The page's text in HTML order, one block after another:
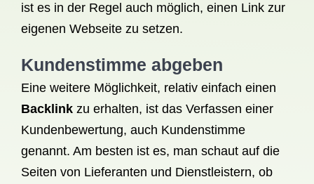
ist es in der Regel auch möglich, einen Link zur
eigenen Webseite zu setzen.
Kundenstimme abgeben
Eine weitere Möglichkeit, relativ einfach einen
Backlink zu erhalten, ist das Verfassen einer
Kundenbewertung, auch Kundenstimme
genannt. Am besten ist es, man schaut auf die
Seiten von Lieferanten und Dienstleistern, ob